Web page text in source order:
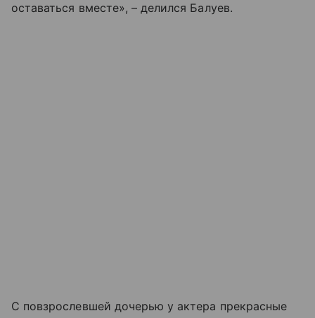
оставаться вместе», – делился Балуев.
С повзрослевшей дочерью у актера прекрасные